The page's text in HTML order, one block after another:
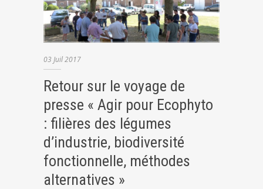
03 Juil2017
Retour sur le voyage de
presse « Agir pour Ecophyto
: filières des légumes
d’industrie, biodiversité
fonctionnelle, méthodes
alternatives »